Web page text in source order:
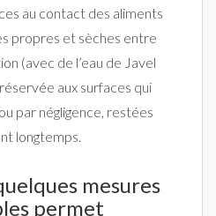
au contact des aliments
propres et sèches entre
(avec de l’eau de Javel
aux surfaces qui
par négligence, restées
longtemps.
mesures
permet